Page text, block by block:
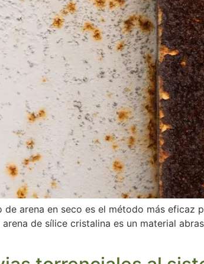
arena en seco es el método más eficaz
de sílice cristalina es un material